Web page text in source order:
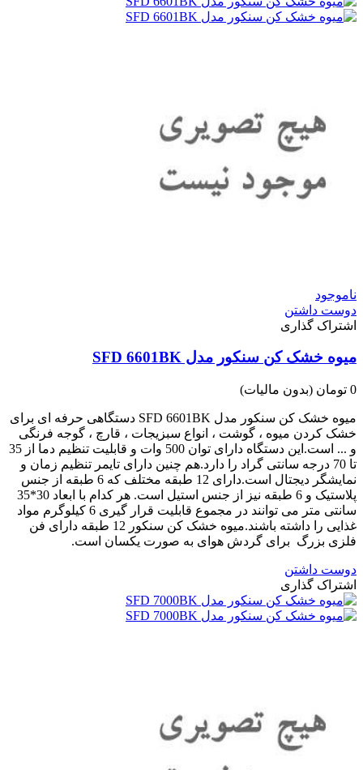
ناموجود
دوست داشتن
اشتراک گذاری
میوه خشک کن سنکور مدل SFD 6601BK
0 تومان (بدون مالیات)
میوه خشک کن سنکور مدل SFD 6601BK دستگاهی حرفه ای برای
خشک کردن میوه ، گوشت ، انواع سبزیجات ، قارچ ، گوجه فرنگی
و ... است.این دستگاه دارای توان 500 وات و قابلیت تنظیم دما از 35
تا 70 درجه سانتی گراد را دارد.هم چنین دارای تایمر تنظیم زمان و
نمایشگر دیجتال است.دارای 12 طبقه مختلف که 6 طبقه از جنس
پلاستیک و 6 طبقه نیز از جنس استیل است. هر کدام با ابعاد 30*35
سانتی متر می توانند در مجموع قابلیت قرار گیری 6 کیلوگرم مواد
غذایی را داشته باشند.میوه خشک کن سنکور 12 طبقه دارای فن
فلزی بزرگ برای گردش هوای به صورت یکسان است.
دوست داشتن
اشتراک گذاری